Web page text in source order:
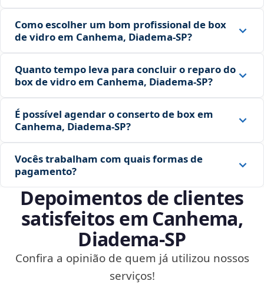
Como escolher um bom profissional de box
de vidro em Canhema, Diadema‑SP?
Quanto tempo leva para concluir o reparo do
box de vidro em Canhema, Diadema‑SP?
É possível agendar o conserto de box em
Canhema, Diadema‑SP?
Vocês trabalham com quais formas de
pagamento?
Depoimentos de clientes
satisfeitos em Canhema,
Diadema‑SP
Confira a opinião de quem já utilizou nossos
serviços!